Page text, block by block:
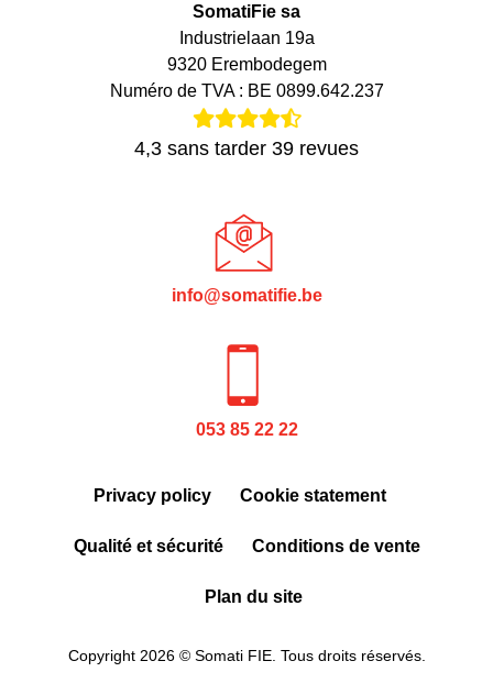
SomatiFie sa
Industrielaan 19a
9320 Erembodegem
Numéro de TVA : BE 0899.642.237
4,3 sans tarder 39 revues
info@somatifie.be
053 85 22 22
Privacy policy Cookie statement
Qualité et sécurité Conditions de vente
Plan du site
Copyright 2026 © Somati FIE. Tous droits réservés.